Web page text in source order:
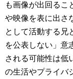
も画像が出回るこ
や映像を表に出さ
として活動する兄
を公表しない」意
される可能性は低
の生活やプライバ